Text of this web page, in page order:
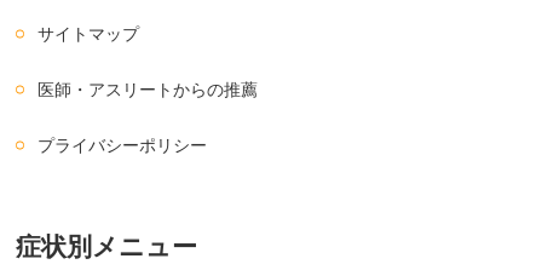
サイトマップ
医師・アスリートからの推薦
プライバシーポリシー
症状別メニュー